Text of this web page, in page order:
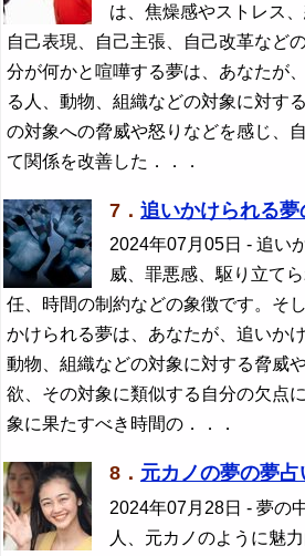
は、焦燥感やストレス
自己表現、自己主張、自己改革など
分が何かと喧嘩する夢は、あなたが
る人、動物、組織などの対象に対す
の対象への脅威や怒りなどを感じ、
て関係を改善した．．．
7． 追いかけられる夢
2024年07月05日 - 追い
威、罪悪感、駆り立て
任、時間の制約などの象徴です。そ
かけられる夢は、あなたが、追いか
動物、組織などの対象に対する脅威
欲、その対象に類似する自分の欠点
象に果たすべき時間の．．．
8． 元カノの夢の夢占
2024年07月28日 - 夢の
人、元カノのように魅